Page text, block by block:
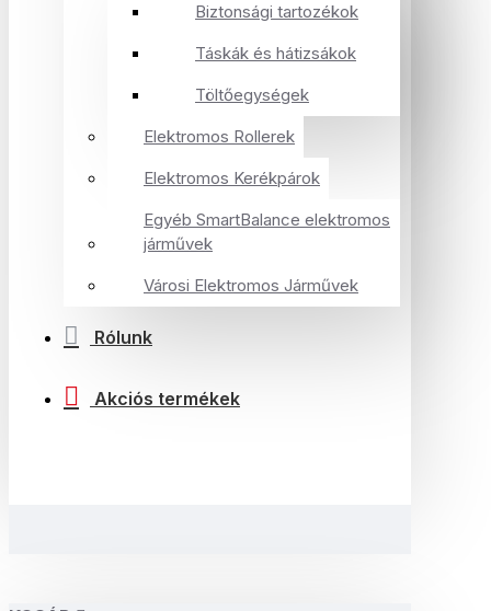
Biztonsági tartozékok
Táskák és hátizsákok
Töltőegységek
Elektromos Rollerek
Elektromos Kerékpárok
Egyéb SmartBalance elektromos
járművek
Városi Elektromos Járművek
Rólunk
Akciós termékek